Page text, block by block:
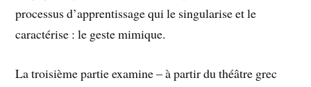
processus d’apprentissage qui le singularise et le
caractérise : le geste mimique.
La troisième partie examine – à partir du théâtre grec